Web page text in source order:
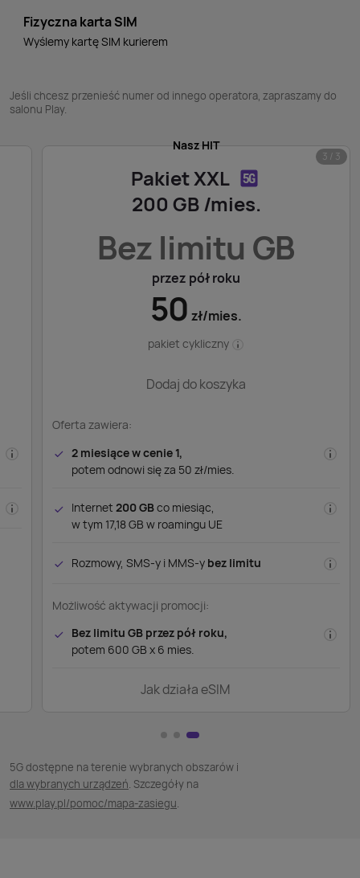
Fizyczna karta SIM
Wyślemy kartę SIM kurierem
Jeśli chcesz przenieść numer od innego operatora, zapraszamy do
salonu Play.
Nasz HIT
Pakiet XXL
200 GB /mies.
Bez limitu GB
przez pół roku
50 zł/mies.
pakiet cykliczny
Dodaj do koszyka
Oferta zawiera:
2 miesiące w cenie 1,
potem odnowi się za 50 zł/mies.
Internet 200 GBco miesiąc,
w tym 17,18 GB w roamingu UE
Rozmowy, SMS-y i MMS-y bez limitu
Możliwość aktywacji promocji:
Bez limitu GB przez pół roku,
potem 600 GB x 6 mies.
Jak działa eSIM
3 / 3
5G dostępne na terenie wybranych obszarów i
dla wybranych urządzeń. Szczegóły na
www.play.pl/pomoc/mapa-zasiegu.